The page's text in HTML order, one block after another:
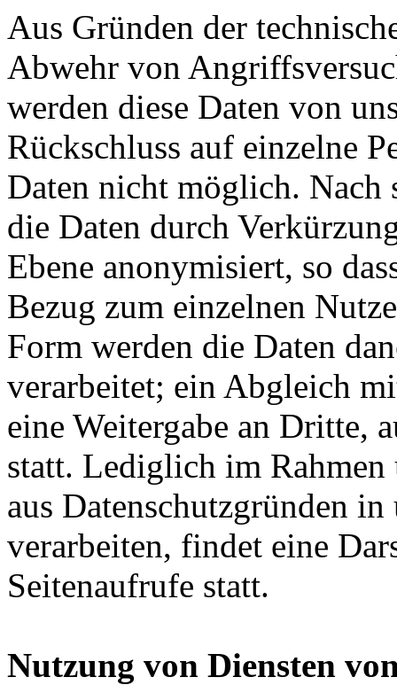
Aus Gründen der
Abwehr von
werden diese Daten von
Rückschluss auf einzelne
Daten nicht möglich. Nach
die Daten durch
Ebene anonymisiert, so
Bezug zum einzelnen
Form werden die Daten
verarbeitet; ein Abgleich
eine Weitergabe an Dritte,
statt. Lediglich im
aus Datenschutzgründen
verarbeiten, findet eine
Seitenaufrufe statt.
Nutzung von Diensten